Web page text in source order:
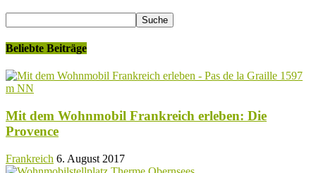
Beliebte Beiträge
Mit dem Wohnmobil Frankreich erleben: Die
Provence
Frankreich 6. August 2017